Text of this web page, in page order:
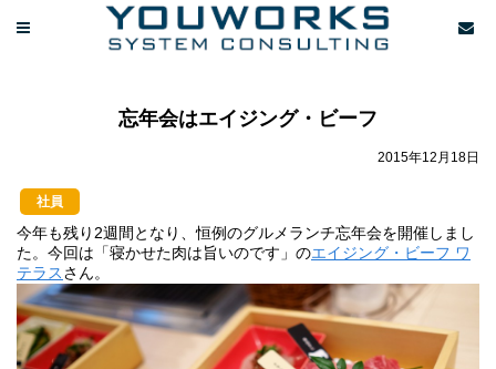
忘年会はエイジング・ビーフ
2015年12月18日
社員
今年も残り2週間となり、恒例のグルメランチ忘年会を開催しまし
た。今回は「寝かせた肉は旨いのです」のエイジング・ビーフ ワ
テラスさん。